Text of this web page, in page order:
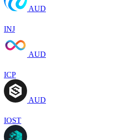
AUD
INJ
AUD
ICP
AUD
IOST